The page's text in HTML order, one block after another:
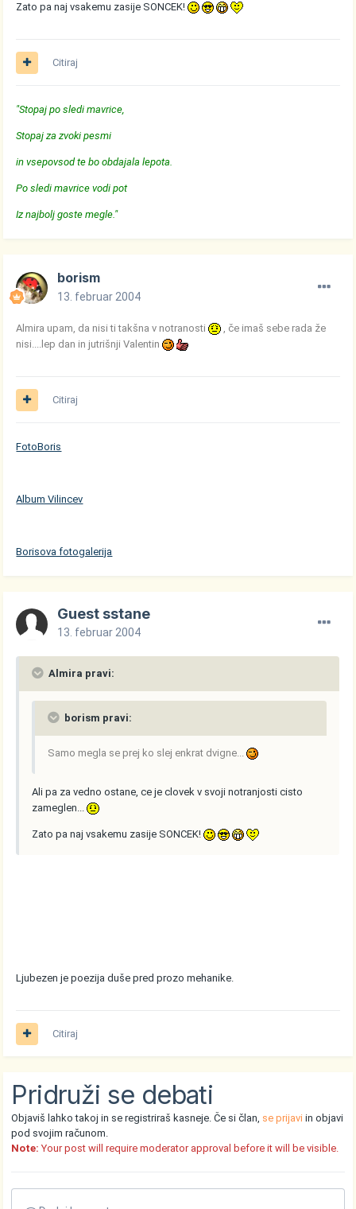
Zato pa naj vsakemu zasije SONCEK!
Citiraj
"Stopaj po sledi mavrice,
Stopaj za zvoki pesmi
in vsepovsod te bo obdajala lepota.
Po sledi mavrice vodi pot
Iz najbolj goste megle."
borism
13. februar 2004
Almira upam, da nisi ti takšna v notranosti
, če imaš sebe rada že
nisi....lep dan in jutrišnji Valentin
Citiraj
FotoBoris
Album Vilincev
Borisova fotogalerija
Guest sstane
13. februar 2004
Almira pravi:
borism pravi:
Samo megla se prej ko slej enkrat dvigne...
Ali pa za vedno ostane, ce je clovek v svoji notranjosti cisto
zameglen...
Zato pa naj vsakemu zasije SONCEK!
Ljubezen je poezija duše pred prozo mehanike.
Citiraj
Pridruži se debati
Objaviš lahko takoj in se registriraš kasneje. Če si član, se prijavi in objavi
pod svojim računom.
Note: Your post will require moderator approval before it will be visible.